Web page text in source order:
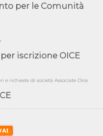
della Città metropolitana
della Giunta Regionale della
da elenchi professionisti
Buildings Competition -
di fattibilità da
2020-2026: procedimenti
per le Comunità
iscrizione OICE
richieste di società Associate Oice